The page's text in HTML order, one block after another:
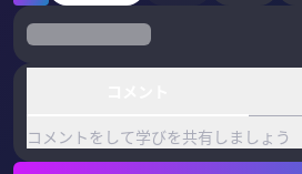
コメントをして学びを共有しましょう